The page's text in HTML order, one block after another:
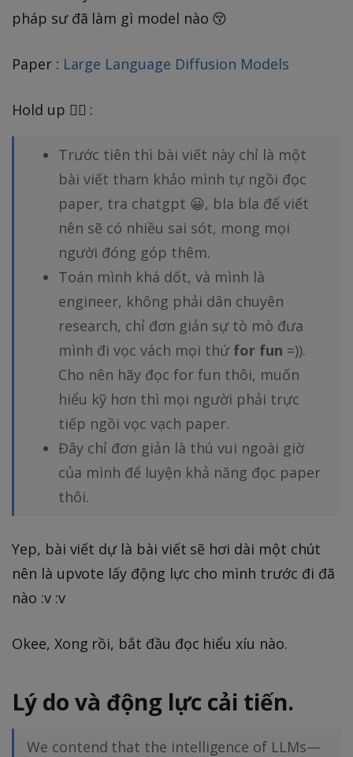
pháp sư đã làm gì model nào 😚
Paper : Large Language Diffusion Models
Hold up 🖐🏻 :
Trước tiên thì bài viết này chỉ là một
bài viết tham khảo mình tự ngồi đọc
paper, tra chatgpt 😀, bla bla để viết
nên sẽ có nhiều sai sót, mong mọi
người đóng góp thêm.
Toán mình khá dốt, và mình là
engineer, không phải dân chuyên
research, chỉ đơn giản sự tò mò đưa
mình đi vọc vách mọi thứ for fun =)).
Cho nên hãy đọc for fun thôi, muốn
hiểu kỹ hơn thì mọi người phải trực
tiếp ngồi vọc vạch paper.
Đây chỉ đơn giản là thú vui ngoài giờ
của mình để luyện khả năng đọc paper
thôi.
Yep, bài viết dự là bài viết sẽ hơi dài một chút
nên là upvote lấy động lực cho mình trước đi đã
nào :v :v
Okee, Xong rồi, bắt đầu đọc hiểu xíu nào.
Lý do và động lực cải tiến.
We contend that the intelligence of LLMs—